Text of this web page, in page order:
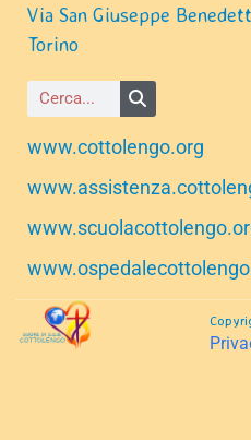
Via San Giuseppe
Torino
www.cottolengo.org